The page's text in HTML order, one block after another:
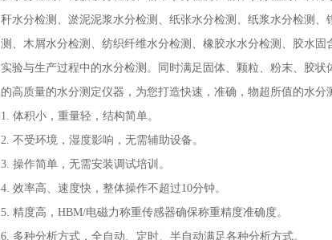
秆水分检测、淤泥泥浆水分检测、纸张水分检测、纸浆水分检测
测、木屑水分检测、纺织纤维水分检测、橡胶水水分检测、胶水
实验与生产过程中的水分检测。同时满足固体、颗粒、粉末、胶
的高质量的水分测定仪器，为您打造快速，准确，物超所值的水分
1. 体积小，重量轻，结构简单。
2. 不受环境，湿度影响，无需辅助设备。
3. 操作简单，无需安装调试培训。
4. 效率高、速度快，整体操作不超过10分钟。
5. 精度高，HBM/电磁力称重传感器确保称重精度准确度。
6. 多种分析方式，全自动、定时、半自动满足各种分析方式。